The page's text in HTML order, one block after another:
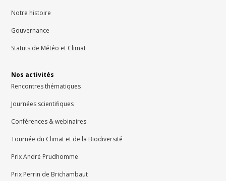
Notre histoire
Gouvernance
Statuts de Météo et Climat
Nos activités
Rencontres thématiques
Journées scientifiques
Conférences & webinaires
Tournée du Climat et de la Biodiversité
Prix André Prudhomme
Prix Perrin de Brichambaut